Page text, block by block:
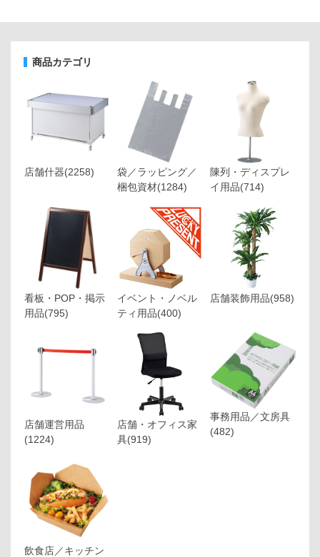
商品カテゴリ
店舗什器(2258)
袋／ラッピング／
梱包資材(1284)
陳列・ディスプレ
イ用品(714)
看板・POP・掲示
用品(795)
イベント・ノベル
ティ用品(400)
店舗装飾用品(958)
店舗運営用品
(1224)
店舗・オフィス家
具(919)
事務用品／文房具
(482)
飲食店／キッチン